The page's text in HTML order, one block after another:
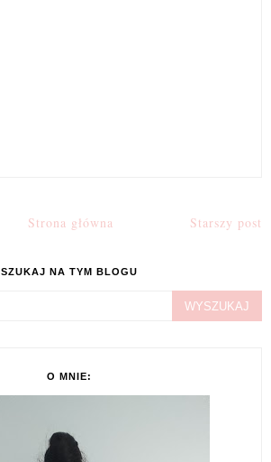
Starszy post
Strona główna
SZUKAJ NA TYM BLOGU
O MNIE: